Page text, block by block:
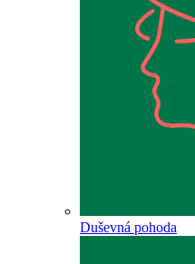
Duševná pohoda